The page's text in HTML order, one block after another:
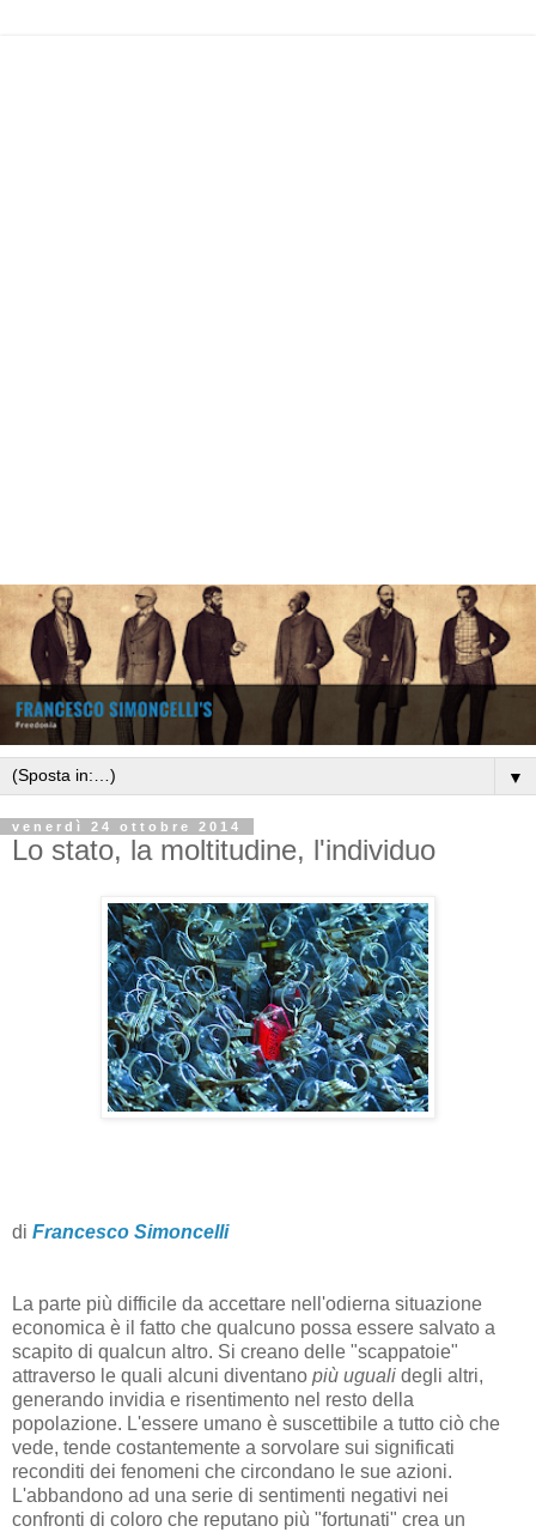
▼
venerdì 24 ottobre 2014
Lo stato, la moltitudine, l'individuo
di Francesco Simoncelli
La parte più difficile da accettare nell'odierna situazione
economica è il fatto che qualcuno possa essere salvato a
scapito di qualcun altro. Si creano delle "scappatoie"
attraverso le quali alcuni diventano più uguali degli altri,
generando invidia e risentimento nel resto della
popolazione. L'essere umano è suscettibile a tutto ciò che
vede, tende costantemente a sorvolare sui significati
reconditi dei fenomeni che circondano le sue azioni.
L'abbandono ad una serie di sentimenti negativi nei
confronti di coloro che reputano più "fortunati" crea un